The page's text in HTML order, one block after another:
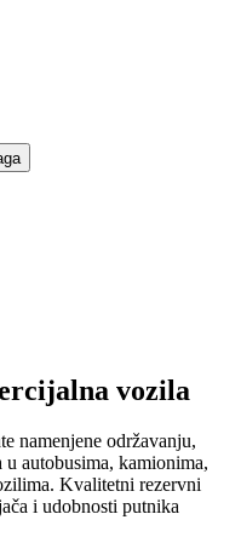
vozila
namenjene održavanju,
autobusima, kamionima,
Kvalitetni rezervni
i udobnosti putnika